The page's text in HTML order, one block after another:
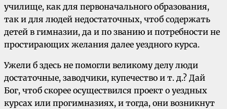
училище, как для первоначального образования,
так и для людей недостаточных, чтоб содержать
детей в гимназии, да и по званию и потребности не
простирающих желания далее уездного курса.
Ужели б здесь не помогли великому делу люди
достаточные, заводчики, купечество и т. д.? Дай
Бог, чтоб скорее осуществился проект о уездных
курсах или прогимназиях, и тогда, они возникнут